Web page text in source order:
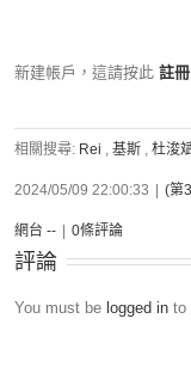
新建帳戶，這請按此 註冊
相關搜尋: Rei , 基斯 , 杜浚
2024/05/09 22:00:33 (第
網台 -- 0條評論
評論
You must be logged in to